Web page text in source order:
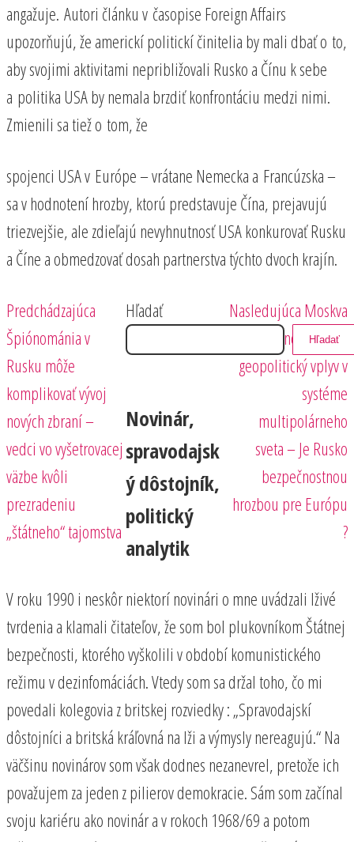
angažuje. Autori článku v časopise Foreign Affairs
upozorňujú, že americkí politickí činitelia by mali dbať o to,
aby svojimi aktivitami nepribližovali Rusko a Čínu k sebe
a politika USA by nemala brzdiť konfrontáciu medzi nimi.
Zmienili sa tiež o tom, že
spojenci USA v Európe – vrátane Nemecka a Francúzska –
sa v hodnotení hrozby, ktorú predstavuje Čína, prejavujú
triezvejšie, ale zdieľajú nevyhnutnosť USA konkurovať Rusku
a Číne a obmedzovať dosah partnerstva týchto dvoch krajín.
Navigácia
v
článku
Predchádzajúci
príspevok
Predchádzajúca
Špiónománia v
Rusku môže
komplikovať vývoj
nových zbraní –
vedci vo vyšetrovacej
väzbe kvôli
prezradeniu
„štátneho“ tajomstva
Nasledujúci
príspevok
Nasledujúca Moskva
obnovuje svoj
geopolitický vplyv v
systéme
multipolárneho
sveta – Je Rusko
bezpečnostnou
hrozbou pre Európu
?
Hľadať
Hľadať
Novinár,
spravodajsk
ý dôstojník,
politický
analytik
V roku 1990 i neskôr niektorí novinári o mne uvádzali lživé
tvrdenia a klamali čitateľov, že som bol plukovníkom Štátnej
bezpečnosti, ktorého vyškolili v období komunistického
režimu v dezinfomáciách. Vtedy som sa držal toho, čo mi
povedali kolegovia z britskej rozviedky : „Spravodajskí
dôstojníci a britská kráľovná na lži a výmysly nereagujú.“ Na
väčšinu novinárov som však dodnes nezanevrel, pretože ich
považujem za jeden z pilierov demokracie. Sám som začínal
svoju kariéru ako novinár a v rokoch 1968/69 a potom